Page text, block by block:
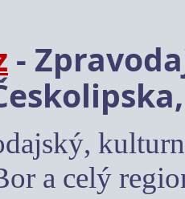
-
a celý